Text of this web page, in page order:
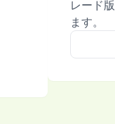
レード
ます。